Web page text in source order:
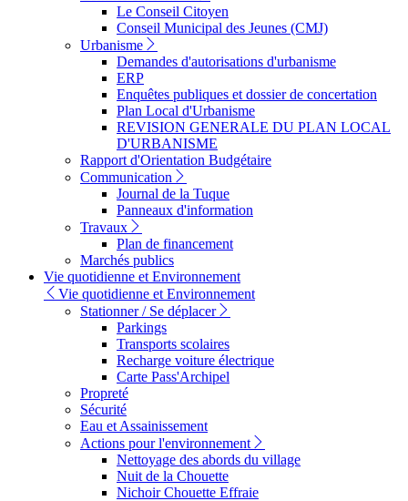
Le Conseil Citoyen
Conseil Municipal des Jeunes (CMJ)
Urbanisme
Demandes d'autorisations d'urbanisme
ERP
Enquêtes publiques et dossier de concertation
Plan Local d'Urbanisme
REVISION GENERALE DU PLAN LOCAL
D'URBANISME
Rapport d'Orientation Budgétaire
Communication
Journal de la Tuque
Panneaux d'information
Travaux
Plan de financement
Marchés publics
Vie quotidienne et Environnement
Vie quotidienne et Environnement
Stationner / Se déplacer
Parkings
Transports scolaires
Recharge voiture électrique
Carte Pass'Archipel
Propreté
Sécurité
Eau et Assainissement
Actions pour l'environnement
Nettoyage des abords du village
Nuit de la Chouette
Nichoir Chouette Effraie